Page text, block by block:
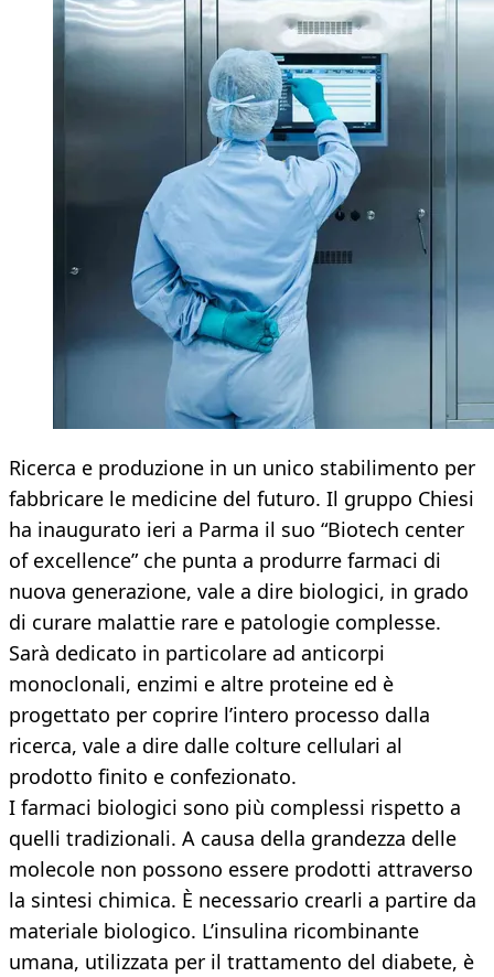
Ricerca e produzione in un unico stabilimento per
fabbricare le medicine del futuro. Il gruppo Chiesi
ha inaugurato ieri a Parma il suo “Biotech center
of excellence” che punta a produrre farmaci di
nuova generazione, vale a dire biologici, in grado
di curare malattie rare e patologie complesse.
Sarà dedicato in particolare ad anticorpi
monoclonali, enzimi e altre proteine ed è
progettato per coprire l’intero processo dalla
ricerca, vale a dire dalle colture cellulari al
prodotto finito e confezionato.
I farmaci biologici sono più complessi rispetto a
quelli tradizionali. A causa della grandezza delle
molecole non possono essere prodotti attraverso
la sintesi chimica. È necessario crearli a partire da
materiale biologico. L’insulina ricombinante
umana, utilizzata per il trattamento del diabete, è